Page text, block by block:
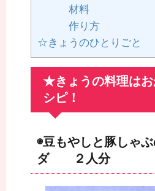
材料
作り方
☆きょうのひとりごと
★きょうの料理はお
シピ！
◉豆もやしと豚しゃ
ダ ２人分